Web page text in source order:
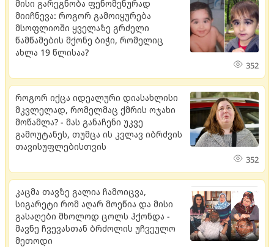
მისი გარეგნობა ფენომენურად
მიიჩნევა: როგორ გამოიყურება
მსოფლიოში ყველაზე გრძელი
წამწამების მქონე ბიჭი, რომელიც
ახლა 19 წლისაა?
352
როგორ იქცა იდეალური დიასახლისი
მკვლელად, რომელმაც ქმრის ოჯახი
მოწამლა? - მას განაჩენი უკვე
გამოუტანეს, თუმცა ის კვლავ იბრძვის
თავისუფლებისთვის
352
კაცმა თავზე გალია ჩამოიცვა,
სიგარეტი რომ აღარ მოეწია და მისი
გასაღები მხოლოდ ცოლს ჰქონდა -
მავნე ჩვევასთან ბრძოლის უჩვეულო
მეთოდი